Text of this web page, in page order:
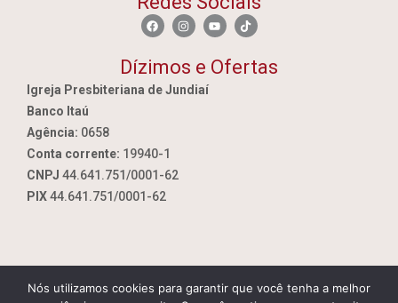
Dízimos e Ofertas
Igreja Presbiteriana de Jundiaí
Banco Itaú
Agência: 0658
Conta corrente: 19940-1
CNPJ 44.641.751/0001-62
PIX44.641.751/0001-62
By Jundiai.tec.br
Nós utilizamos cookies para garantir que você tenha a melhor